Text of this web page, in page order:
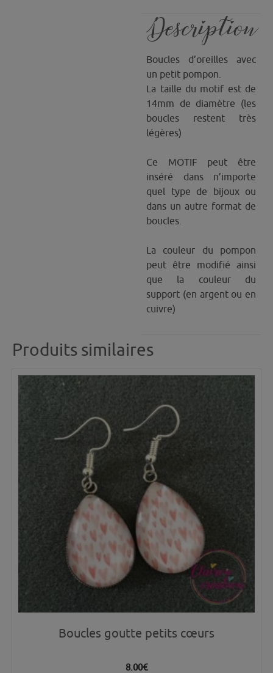
Description
Boucles d’oreilles avec
un petit pompon.
La taille du motif est de
14mm de diamètre (les
boucles restent très
légères)
Ce MOTIF peut être
inséré dans n’importe
quel type de bijoux ou
dans un autre format de
boucles.
La couleur du pompon
peut être modifié ainsi
que la couleur du
support (en argent ou en
cuivre)
Produits similaires
Boucles goutte petits cœurs
8.00€